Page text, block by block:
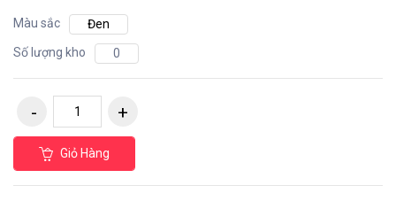
Màu sắc
Đen
Số lượng kho
0
Giỏ Hàng